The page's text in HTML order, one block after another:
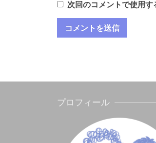
次回のコメントで使用す
プロフィール